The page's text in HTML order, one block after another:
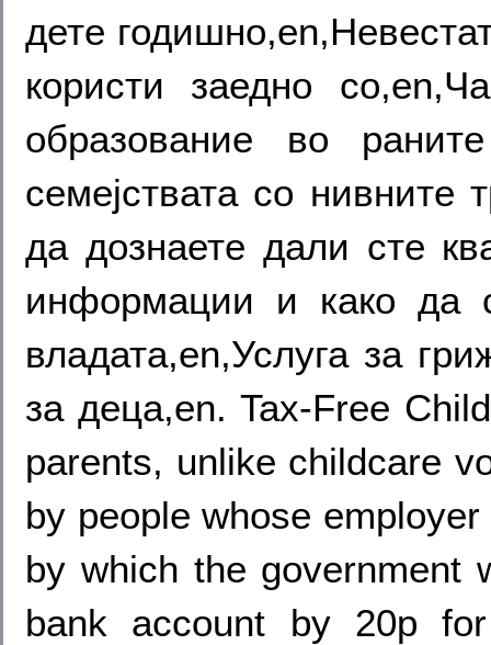
дете
користи заедно
образование во
семејствата со
да дознаете дали сте
информации и како да
владата,en,Услуга за
за деца,en. Tax-Free
parents, unlike childcare
by people whose
by which the government
bank account by 20p